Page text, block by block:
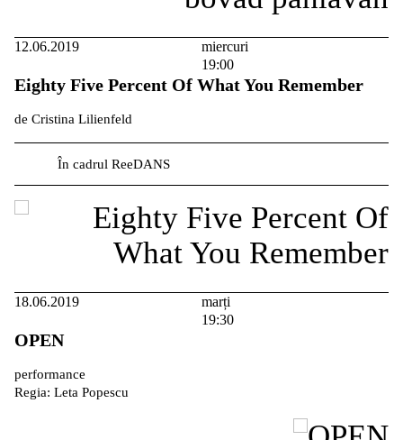
12.06.2019
miercuri
19:00
Eighty Five Percent Of What You Remember
de Cristina Lilienfeld
În cadrul ReeDANS
18.06.2019
marți
19:30
OPEN
performance
Regia: Leta Popescu